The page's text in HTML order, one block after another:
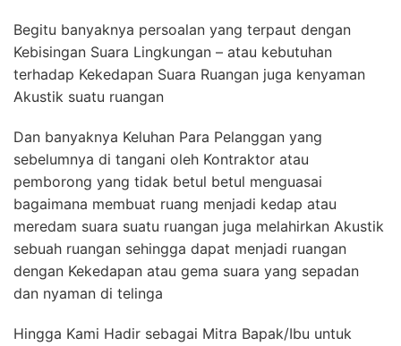
Begitu banyaknya persoalan yang terpaut dengan
Kebisingan Suara Lingkungan – atau kebutuhan
terhadap Kekedapan Suara Ruangan juga kenyaman
Akustik suatu ruangan
Dan banyaknya Keluhan Para Pelanggan yang
sebelumnya di tangani oleh Kontraktor atau
pemborong yang tidak betul betul menguasai
bagaimana membuat ruang menjadi kedap atau
meredam suara suatu ruangan juga melahirkan Akustik
sebuah ruangan sehingga dapat menjadi ruangan
dengan Kekedapan atau gema suara yang sepadan
dan nyaman di telinga
Hingga Kami Hadir sebagai Mitra Bapak/Ibu untuk